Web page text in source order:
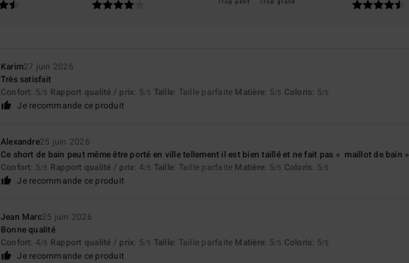
Trop petit Trop grand
Karim27 juin 2026
Très satisfait
Confort: 5/5 Rapport qualité / prix: 5/5 Taille: Taille parfaite Matière: 5/5 Coloris: 5/5
Je recommande ce produit
Alexandre25 juin 2026
Ce short de bain peut même être porté en ville tellement il est bien taillé et ne fait pas « maillot de bain »
Confort: 5/5 Rapport qualité / prix: 4/5 Taille: Taille parfaite Matière: 5/5 Coloris: 5/5
Je recommande ce produit
Jean Marc25 juin 2026
Bonne qualité
Confort: 4/5 Rapport qualité / prix: 5/5 Taille: Taille parfaite Matière: 5/5 Coloris: 5/5
Je recommande ce produit